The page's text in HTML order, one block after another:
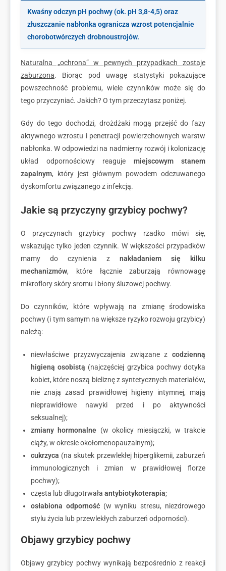
Kwaśny odczyn pH pochwy (ok. pH 3,8-4,5) oraz
złuszczanie nabłonka ogranicza wzrost potencjalnie
chorobotwórczych drobnoustrojów.
Naturalna „ochrona” w pewnych przypadkach zostaje
zaburzona. Biorąc pod uwagę statystyki pokazujące
powszechność problemu, wiele czynników może się do
tego przyczyniać. Jakich? O tym przeczytasz poniżej.
Gdy do tego dochodzi, drożdżaki mogą przejść do fazy
aktywnego wzrostu i penetracji powierzchownych warstw
nabłonka. W odpowiedzi na nadmierny rozwój i kolonizację
układ odpornościowy reaguje miejscowym stanem
zapalnym, który jest głównym powodem odczuwanego
dyskomfortu związanego z infekcją.
Jakie są przyczyny grzybicy pochwy?
O przyczynach grzybicy pochwy rzadko mówi się,
wskazując tylko jeden czynnik. W większości przypadków
mamy do czynienia z nakładaniem się kilku
mechanizmów, które łącznie zaburzają równowagę
mikroflory skóry sromu i błony śluzowej pochwy.
Do czynników, które wpływają na zmianę środowiska
pochwy (i tym samym na większe ryzyko rozwoju grzybicy)
należą:
niewłaściwe przyzwyczajenia związane z codzienną
higieną osobistą (najczęściej grzybica pochwy dotyka
kobiet, które noszą bieliznę z syntetycznych materiałów,
nie znają zasad prawidłowej higieny intymnej, mają
nieprawidłowe nawyki przed i po aktywności
seksualnej);
zmiany hormonalne (w okolicy miesiączki, w trakcie
ciąży, w okresie okołomenopauzalnym);
cukrzyca (na skutek przewlekłej hiperglikemii, zaburzeń
immunologicznych i zmian w prawidłowej florze
pochwy);
częsta lub długotrwała antybiotykoterapia;
osłabiona odporność(w wyniku stresu, niezdrowego
stylu życia lub przewlekłych zaburzeń odporności).
Objawy grzybicy pochwy
Objawy grzybicy pochwy wynikają bezpośrednio z reakcji